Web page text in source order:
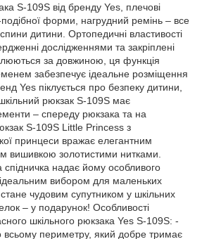
S-109S від бренду Yes, плечові
подібної форми, нагрудний ремінь – все
дитини. Ортопедичні властивості
дослідженнями та закріплені
за довжиною, ця функція
забезпечує ідеальне розміщення
Yes піклується про безпеку дитини,
рюкзак S-109S має
– спереду рюкзака та на
S-109S Little Princess з
принцеси вражає елегантним
вишивкою золотистими нитками.
надає йому особливого
вибором для маленьких
чудовим супутником у шкільних
– у подарунок! Особливості
шкільного рюкзака Yes S-109S: -
всьому периметру, який добре тримає